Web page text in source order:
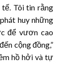
Tôi tin rằng
huy những
để vươn cao
cộng đồng,”
hồ hởi và tự